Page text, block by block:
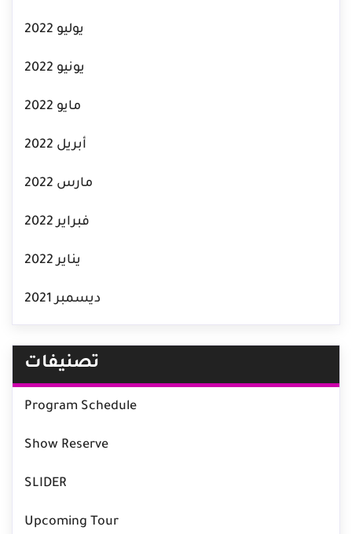
يوليو 2022
يونيو 2022
مايو 2022
أبريل 2022
مارس 2022
فبراير 2022
يناير 2022
ديسمبر 2021
تصنيفات
Program Schedule
Show Reserve
SLIDER
Upcoming Tour